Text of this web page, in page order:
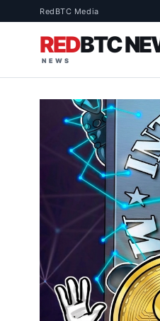
RedBTC Media
REDBTC